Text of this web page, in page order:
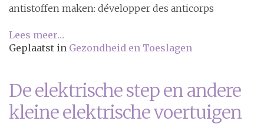
antistoffen maken: développer des anticorps
Lees meer…
Geplaatst in Gezondheid en Toeslagen
De elektrische step en andere
kleine elektrische voertuigen